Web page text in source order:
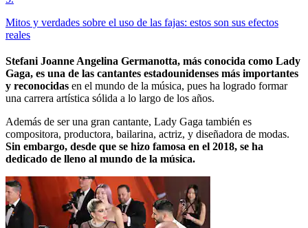
Mitos y verdades sobre el uso de las fajas: estos son sus efectos
reales
Stefani Joanne Angelina Germanotta, más conocida como Lady
Gaga, es una de las cantantes estadounidenses más importantes
y reconocidas en el mundo de la música, pues ha logrado formar
una carrera artística sólida a lo largo de los años.
Además de ser una gran cantante, Lady Gaga también es
compositora, productora, bailarina, actriz, y diseñadora de modas.
Sin embargo, desde que se hizo famosa en el 2018, se ha
dedicado de lleno al mundo de la música.